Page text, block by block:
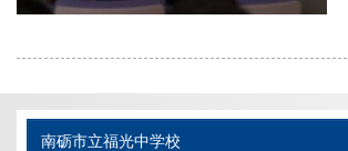
南砺市立福光中学校